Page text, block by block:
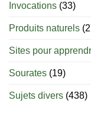
Invocations (33)
Produits naturels
Sites pour
Sourates (19)
Sujets divers (438)